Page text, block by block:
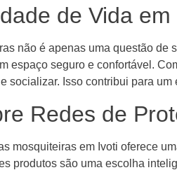
de Vida em
não é apenas uma questão
espaço seguro e confortável.
socializar. Isso contribui para
Redes de
mosquiteiras em Ivoti oferece
produtos são uma escolha